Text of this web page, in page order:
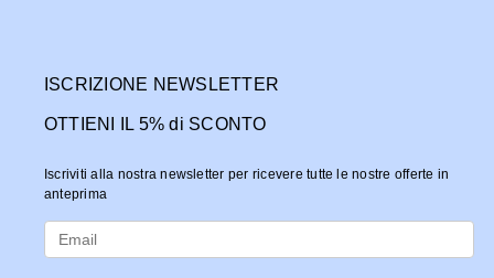
ISCRIZIONE NEWSLETTER
OTTIENI IL 5% di SCONTO
Iscriviti alla nostra newsletter per ricevere tutte le nostre offerte in
anteprima